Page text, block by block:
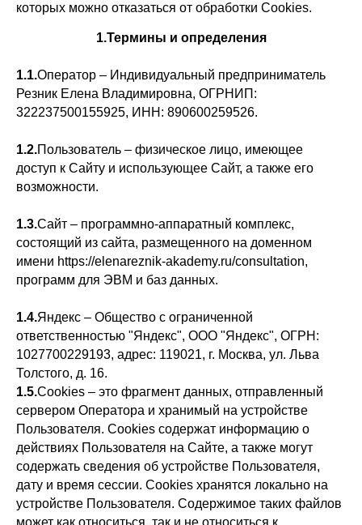
которых можно отказаться от обработки Cookies.
1.Термины и определения
1.1.Оператор – Индивидуальный предприниматель
Резник Елена Владимировна, ОГРНИП:
322237500155925, ИНН: 890600259526.
1.2.Пользователь – физическое лицо, имеющее
доступ к Сайту и использующее Сайт, а также его
возможности.
1.3.Сайт – программно-аппаратный комплекс,
состоящий из сайта, размещенного на доменном
имени https://elenareznik-akademy.ru/consultation,
программ для ЭВМ и баз данных.
1.4.Яндекс – Общество с ограниченной
ответственностью "Яндекс", ООО "Яндекс", ОГРН:
1027700229193, адрес: 119021, г. Москва, ул. Льва
Толстого, д. 16.
1.5.Сookies – это фрагмент данных, отправленный
сервером Оператора и хранимый на устройстве
Пользователя. Cookies содержат информацию о
действиях Пользователя на Сайте, а также могут
содержать сведения об устройстве Пользователя,
дату и время сессии. Cookies хранятся локально на
устройстве Пользователя. Содержимое таких файлов
может как относиться, так и не относиться к